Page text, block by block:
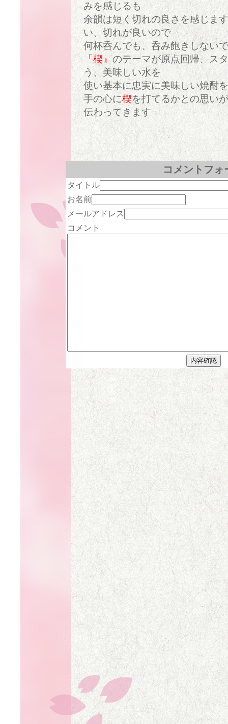
みを感じるも
余韻は短く切れの良さを感じま
い、切れが良いので
何杯呑んでも、呑み飽きしない
「楔』のテーマが原点回帰、ス
う、美味しい水を
使い基本に忠実に美味しい焼酎
手の心に楔を打てるかとの思いが
伝わってきます
コメントフォ
タイトル
お名前
メールアドレス
コメント